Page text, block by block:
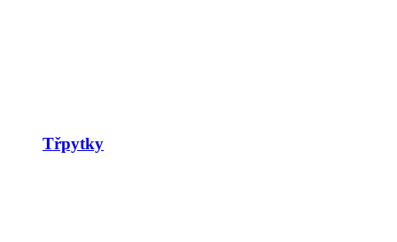
Třpytky